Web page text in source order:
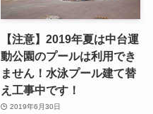
【注意】2019年夏は中台運
動公園のプールは利用でき
ません！水泳プール建て替
え工事中です！
2019年6月30日